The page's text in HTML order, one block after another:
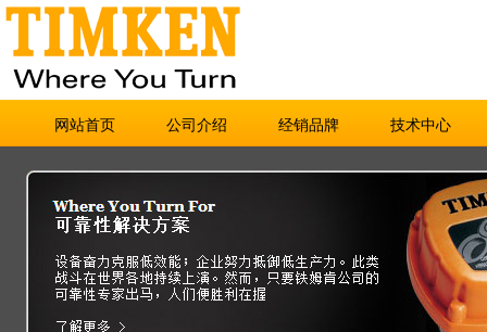
网站首页 公司介绍 经销品牌 技术中心